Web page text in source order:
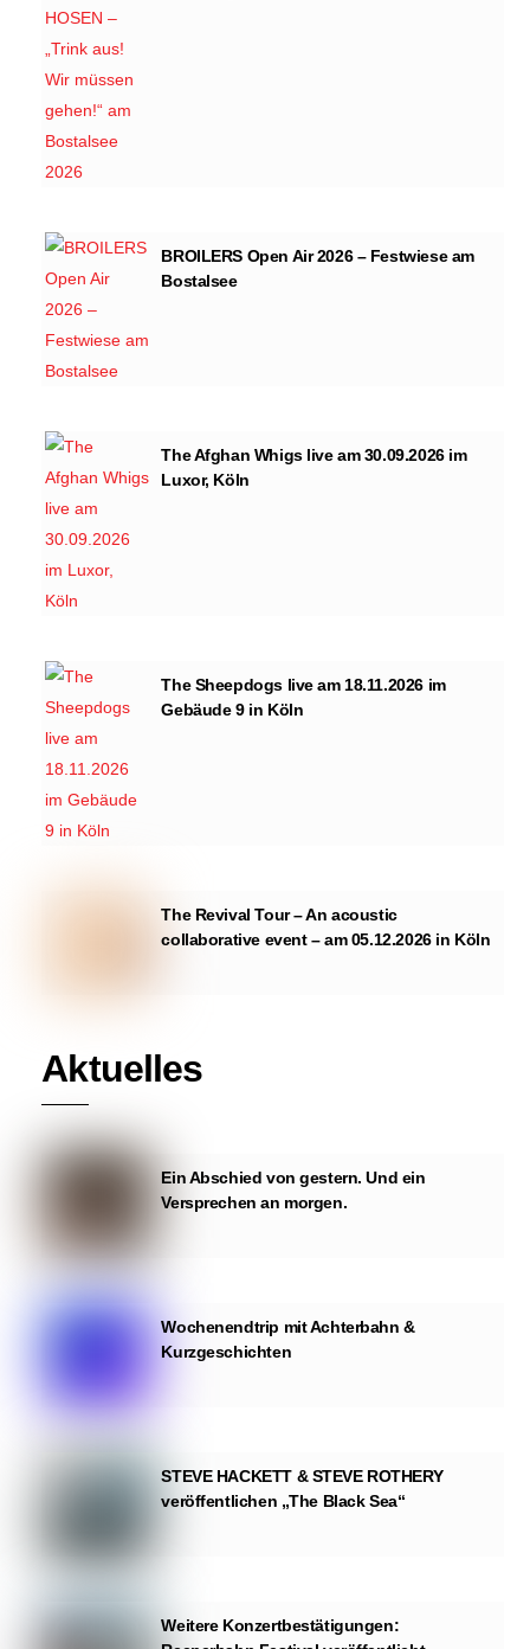
BROILERS Open Air 2026 – Festwiese am
Bostalsee
The Afghan Whigs live am 30.09.2026 im
Luxor, Köln
The Sheepdogs live am 18.11.2026 im
Gebäude 9 in Köln
The Revival Tour – An acoustic
collaborative event – am 05.12.2026 in Köln
Aktuelles
Ein Abschied von gestern. Und ein
Versprechen an morgen.
Wochenendtrip mit Achterbahn &
Kurzgeschichten
STEVE HACKETT & STEVE ROTHERY
veröffentlichen „The Black Sea“
Weitere Konzertbestätigungen: